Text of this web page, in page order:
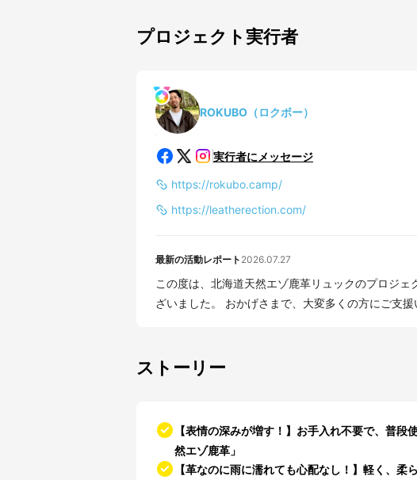
プロジェクト実行者
ROKUBO（ロクボー）
実行者にメッセージ
https://rokubo.camp/
https://leatherection.com/
最新の活動レポート 2026.07.27
この度は、北海道天然エゾ鹿革リュックのプロジ
ざいました。 おかげさまで、大変多くの方にご支
ストーリー
【表情の深みが増す！】お手入れ不要で、普
然エゾ鹿革」
【革なのに雨に濡れても心配なし！】軽く、